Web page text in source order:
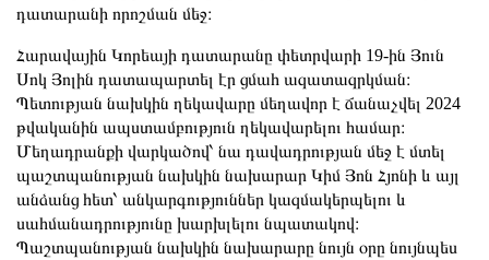
դատարանի որոշման մեջ։
Հարավային Կորեայի դատարանը փետրվարի 19-ին Յուն
Սոկ Յոլին դատապարտել էր ցմահ ազատազրկման։
Պետության նախկին ղեկավարը մեղավոր է ճանաչվել 2024
թվականին ապստամբություն ղեկավարելու համար։
Մեղադրանքի վարկածով՝ նա դավադրության մեջ է մտել
պաշտպանության նախկին նախարար Կիմ Յոն Հյոնի և այլ
անձանց հետ՝ անկարգություններ կազմակերպելու և
սահմանադրությունը խարխլելու նպատակով։
Պաշտպանության նախկին նախարարը նույն օրը նույնպես